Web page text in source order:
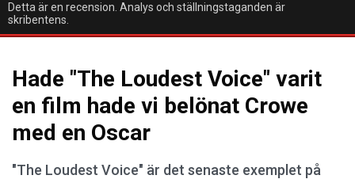
Detta är en recension. Analys och ställningstaganden är
skribentens.
Hade "The Loudest Voice" varit
en film hade vi belönat Crowe
med en Oscar
"The Loudest Voice" är det senaste exemplet på